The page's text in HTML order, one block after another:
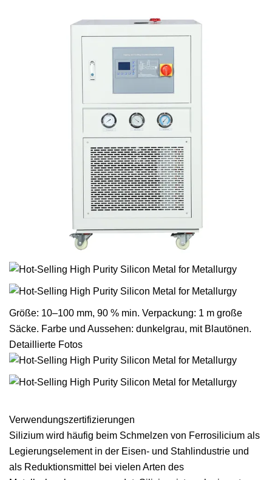
Größe: 10–100 mm, 90 % min. Verpackung: 1 m große
Säcke. Farbe und Aussehen: dunkelgrau, mit Blautönen.
Detaillierte Fotos
Verwendungszertifizierungen
Silizium wird häufig beim Schmelzen von Ferrosilicium als
Legierungselement in der Eisen- und Stahlindustrie und
als Reduktionsmittel bei vielen Arten des